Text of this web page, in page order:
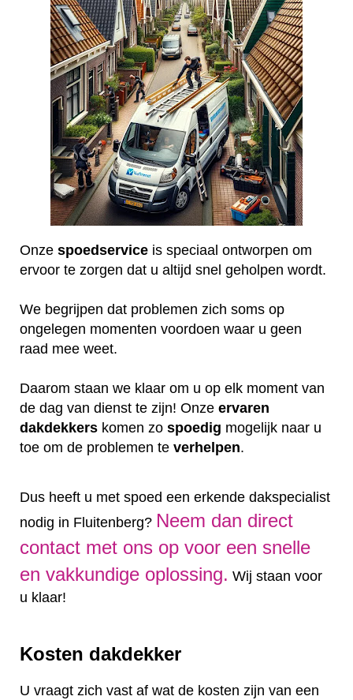
Onze spoedservice is speciaal ontworpen om
ervoor te zorgen dat u altijd snel geholpen wordt.
We begrijpen dat problemen zich soms op
ongelegen momenten voordoen waar u geen
raad mee weet.
Daarom staan we klaar om u op elk moment van
de dag van dienst te zijn! Onze ervaren
dakdekkers komen zo spoedig mogelijk naar u
toe om de problemen te verhelpen.
Dus heeft u met spoed een erkende dakspecialist
nodig in Fluitenberg? Neem dan direct
contact met ons op voor een snelle
en vakkundige oplossing. Wij staan voor
u klaar!
Kosten dakdekker
U vraagt zich vast af wat de kosten zijn van een